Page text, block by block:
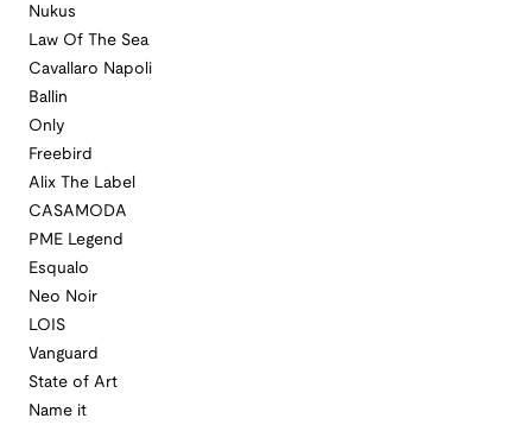
Nukus
Law Of The Sea
Cavallaro Napoli
Ballin
Only
Freebird
Alix The Label
CASAMODA
PME Legend
Esqualo
Neo Noir
LOIS
Vanguard
State of Art
Name it